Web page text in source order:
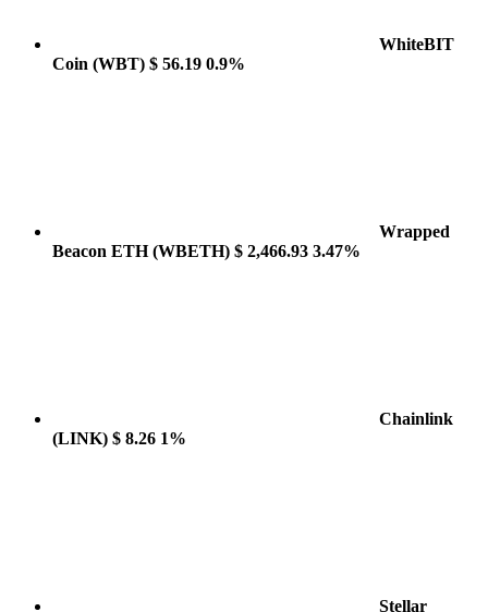
WhiteBIT
Coin (WBT) $ 56.19 0.9%
Wrapped
Beacon ETH(WBETH) $ 2,466.93 3.47%
Chainlink
(LINK) $ 8.26 1%
Stellar